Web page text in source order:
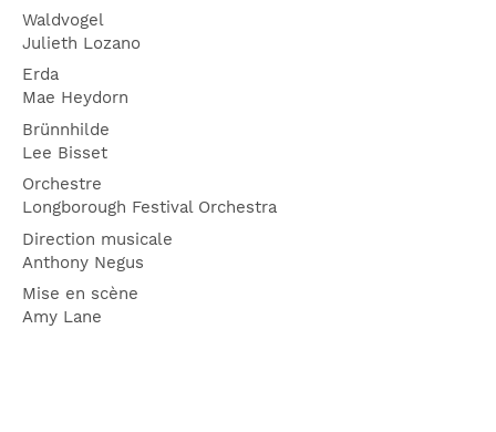
Waldvogel
Julieth Lozano
Erda
Mae Heydorn
Brünnhilde
Lee Bisset
Orchestre
Longborough Festival Orchestra
Direction musicale
Anthony Negus
Mise en scène
Amy Lane